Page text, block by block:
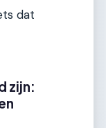
dat
zijn: